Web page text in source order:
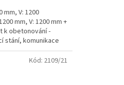
mm, V: 1200
mm, V: 1200 mm +
k obetonování -
stání, komunikace
Kód: 2109/21